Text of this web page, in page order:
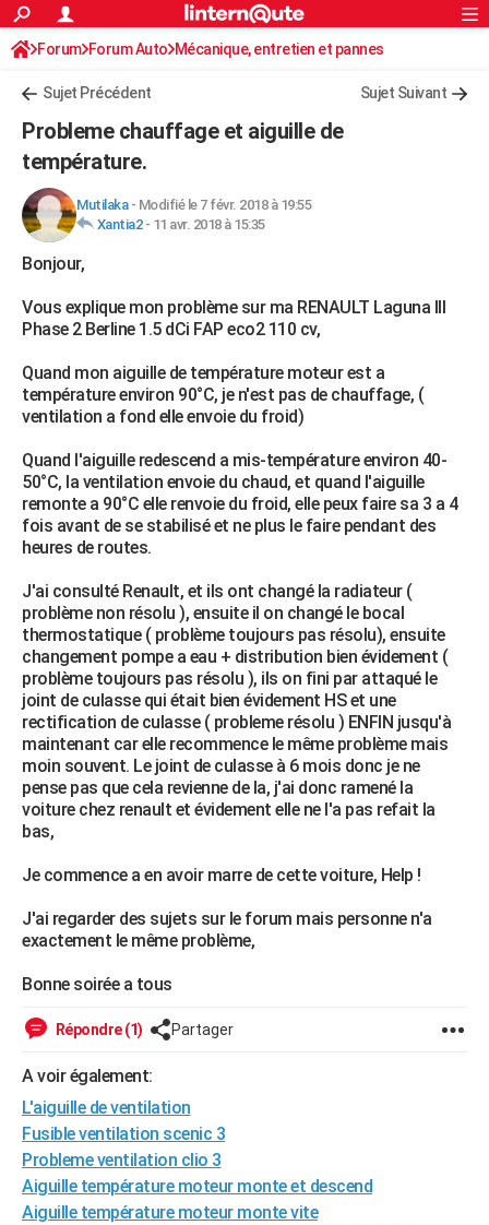
ACTUALITÉS
Politique
Société
Faits Divers
Education
Monde
Villes
+
Programme TV
TNTStreaming
Cinéma
Sorties cinéma
Musique
+FINANCE
Retraite
Impôts
Epargne
Immobilier
Risques naturels par ville
Banque
Assurance
Crédit
AUTO
Essais
Réserver un essai
Citadines
Berlines
SUV
Forum auto
HIGH-TECH
Forum
Aménagement intérieur
Extérieur
Cuisine
Salle de bains
Jardinage
Rangement
WEEK-END
Guides de France
Escapades
Patrimoine
Expositions
Musées
Week-end nature
+LIFESTYLE
Art de vivre
Bien-être
Loisirs
Mode
Modes de vie
SANTE
Alimentation
Guide de la santé
Maladies
Médicaments
Sommeil
VOYAGE
Destinations
City break
Voyage nature
Voyage de noces
Forum
Climat
+PHOTO
BONS PLANS
CARTE DE VOEUX
Carte de Noël
Carte Bonne année
Carte Saint-Valentin
Carte Pâques
Carte d'anniversaire
DICTIONNAIRE
Dictionnaire
Biographies
Citations
Expressions
Proverbes
PROGRAMME TV
COPAINS D'AVANT
S'inscrire
Se connecter
Lycées
Collèges
Primaires
Universités
Entreprises
Service militaire
Avis de recherche
AVIS DE DÉCÈS
FORUM
Bricolage
Lifestyle
Culture
SportAuto
Television
Voyage
Cinema
Rechercher
S'inscrire
Connexion
Forum Forum Auto Mécanique, entretien et pannes
Sujet Précédent Sujet Suivant
Probleme chauffage et aiguille de
température.
Mutilaka- Modifié le 7 févr. 2018 à 19:55
Xantia2- 11 avr. 2018 à 15:35
Bonjour,
Vous explique mon problème sur ma RENAULT Laguna III
Phase 2 Berline 1.5 dCi FAP eco2 110 cv,
Quand mon aiguille de température moteur est a
température environ 90°C, je n'est pas de chauffage, (
ventilation a fond elle envoie du froid)
Quand l'aiguille redescend a mis-température environ 40-
50°C, la ventilation envoie du chaud, et quand l'aiguille
remonte a 90°C elle renvoie du froid, elle peux faire sa 3 a 4
fois avant de se stabilisé et ne plus le faire pendant des
heures de routes.
J'ai consulté Renault, et ils ont changé la radiateur (
problème non résolu ), ensuite il on changé le bocal
thermostatique ( problème toujours pas résolu), ensuite
changement pompe a eau + distribution bien évidement (
problème toujours pas résolu ), ils on fini par attaqué le
joint de culasse qui était bien évidement HS et une
rectification de culasse ( probleme résolu ) ENFIN jusqu'à
maintenant car elle recommence le même problème mais
moin souvent. Le joint de culasse à 6 mois donc je ne
pense pas que cela revienne de la, j'ai donc ramené la
voiture chez renault et évidement elle ne l'a pas refait la
bas,
Je commence a en avoir marre de cette voiture, Help !
J'ai regarder des sujets sur le forum mais personne n'a
exactement le même problème,
Bonne soirée a tous
Répondre (1) Partager
A voir également:
L'aiguille de ventilation
Fusible ventilation scenic 3
Probleme ventilation clio 3
Aiguille température moteur monte et descend
Aiguille température moteur monte vite